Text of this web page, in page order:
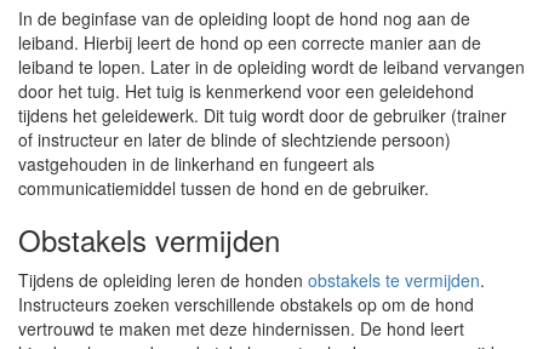
In de beginfase van de opleiding loopt de hond nog aan de
leiband. Hierbij leert de hond op een correcte manier aan de
leiband te lopen. Later in de opleiding wordt de leiband vervangen
door het tuig. Het tuig is kenmerkend voor een geleidehond
tijdens het geleidewerk. Dit tuig wordt door de gebruiker (trainer
of instructeur en later de blinde of slechtziende persoon)
vastgehouden in de linkerhand en fungeert als
communicatiemiddel tussen de hond en de gebruiker.
Obstakels vermijden
Tijdens de opleiding leren de honden obstakels te vermijden.
Instructeurs zoeken verschillende obstakels op om de hond
vertrouwd te maken met deze hindernissen. De hond leert